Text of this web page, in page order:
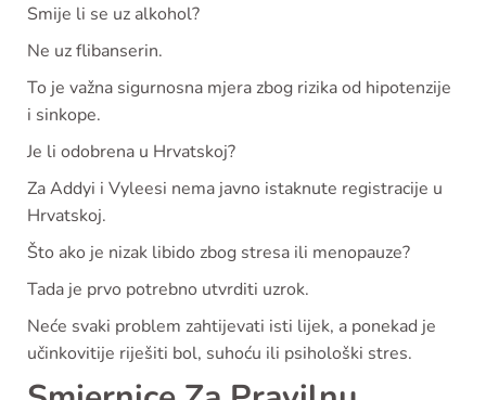
Smije li se uz alkohol?
Ne uz flibanserin.
To je važna sigurnosna mjera zbog rizika od hipotenzije
i sinkope.
Je li odobrena u Hrvatskoj?
Za Addyi i Vyleesi nema javno istaknute registracije u
Hrvatskoj.
Što ako je nizak libido zbog stresa ili menopauze?
Tada je prvo potrebno utvrditi uzrok.
Neće svaki problem zahtijevati isti lijek, a ponekad je
učinkovitije riješiti bol, suhoću ili psihološki stres.